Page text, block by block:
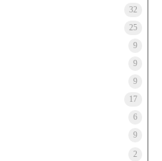
32
25
9
9
9
17
6
9
2